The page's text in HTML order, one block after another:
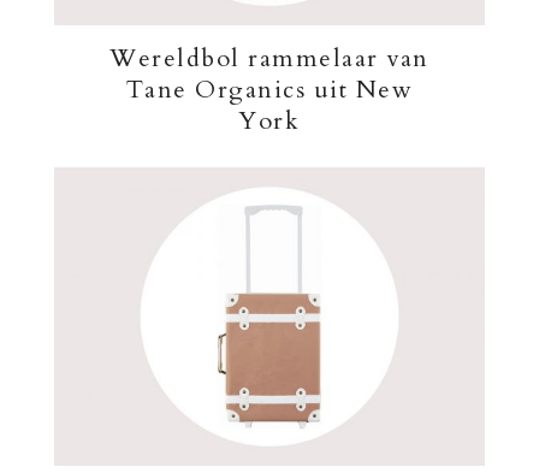
Wereldbol rammelaar van
Tane Organics uit New
York